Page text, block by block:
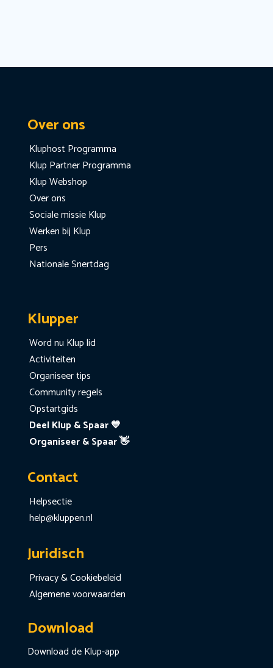
Over ons
Kluphost Programma
Klup Partner Programma
Klup Webshop
Over ons
Sociale missie Klup
Werken bij Klup
Pers
Nationale Snertdag
Klupper
Word nu Klup lid
Activiteiten
Organiseer tips
Community regels
Opstartgids
Deel Klup & Spaar 💙
Organiseer & Spaar 👋
Contact
Helpsectie
help@kluppen.nl
Juridisch
Privacy & Cookiebeleid
Algemene voorwaarden
Download
Download de Klup-app